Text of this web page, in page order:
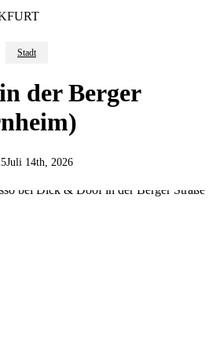
Stadt
der Berger
Juli 14th, 2026